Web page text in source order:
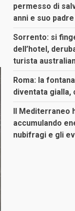
permesso di
anni e suo padre
Sorrento: si
dell’hotel,
turista
Roma: la
diventata gialla,
Il Mediterraneo
accumulando
nubifragi e gli